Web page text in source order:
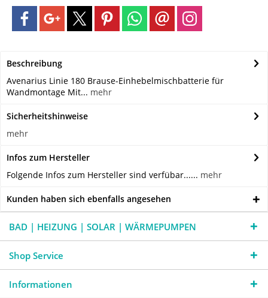
Beschreibung
Avenarius Linie 180 Brause-Einhebelmischbatterie für
Wandmontage Mit... mehr
Sicherheitshinweise
mehr
Infos zum Hersteller
Folgende Infos zum Hersteller sind verfübar...... mehr
Kunden haben sich ebenfalls angesehen
BAD | HEIZUNG | SOLAR | WÄRMEPUMPEN
Shop Service
Informationen